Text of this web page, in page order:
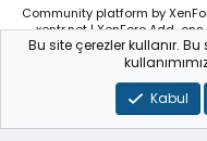
Community platform by
xentr.net |XenForo Add-ons
Sitemiz bünyesindeki
kanun ve
alandan
WebmasterForum.NET
Bu site çerezler kullanır.
Kabul